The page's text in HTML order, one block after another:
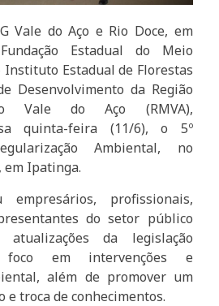
Vale do Aço e Rio Doce, em
Estadual do Meio
Instituto Estadual de Florestas
Desenvolvimento da Região
Vale do Aço (RMVA),
quinta-feira (11/6), o 5º
Ambiental, no
em Ipatinga.
profissionais,
do setor público
da legislação
foco em intervenções e
além de promover um
e troca de conhecimentos.